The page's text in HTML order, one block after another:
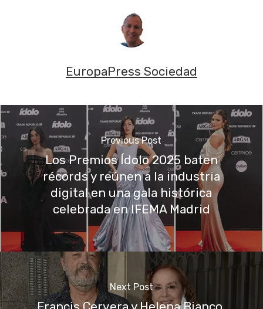
EuropaPress Sociedad
Previous Post
Los Premios Ídolo 2025 baten
récords y reúnen a la industria
digital en una gala histórica
celebrada en IFEMA Madrid
Next Post